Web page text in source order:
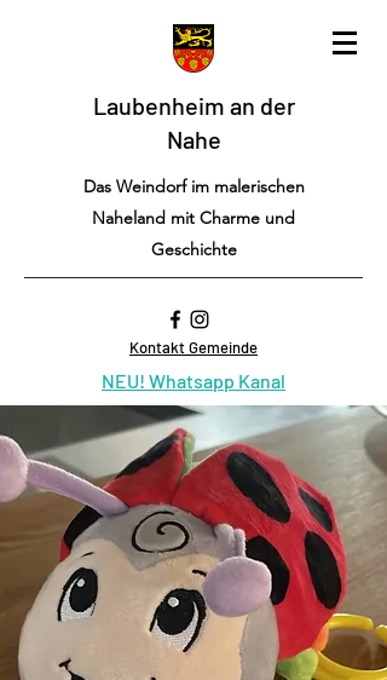
Laubenheim an der
Nahe
Das Weindorf im malerischen
Naheland mit Charme und
Geschichte
Kontakt Gemeinde
NEU! Whatsapp Kanal